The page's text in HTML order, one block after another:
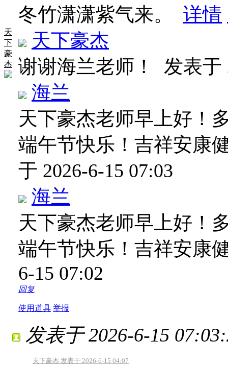
天
下
豪
杰
冬竹潇潇紫气来。 详情
天下豪杰
谢谢海兰老师！ 发表于
海兰
天下豪杰老师早上好！
端午节快乐！吉祥安康
于 2026-6-15 07:03
海兰
天下豪杰老师早上好！
端午节快乐！吉祥安康
6-15 07:02
回复
使用道具 举报
发表于 2026-6-15
天下豪杰 发表于 2026-6-15 04:07